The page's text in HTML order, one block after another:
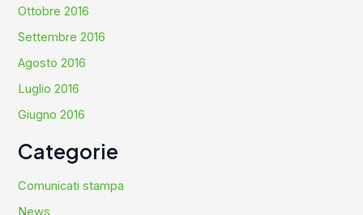
Ottobre 2016
Settembre 2016
Agosto 2016
Luglio 2016
Giugno 2016
Categorie
Comunicati stampa
News